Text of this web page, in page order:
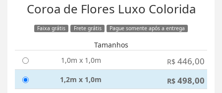
Coroa de Flores Luxo Colorida
Faixa grátis Frete grátis Pague somente após a entrega
Tamanhos
1,0m x 1,0m
R$ 446,00
1,2m x 1,0m R$ 498,00